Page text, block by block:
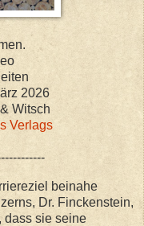
2026
Witsch
Verlags
beinahe
Dr. Finckenstein,
dass sie seine